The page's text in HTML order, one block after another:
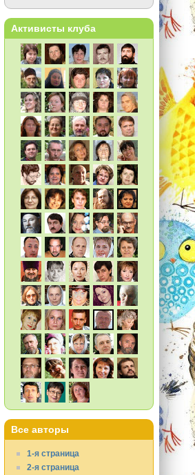
Активисты клуба
Все авторы
1-я страница
2-я страница